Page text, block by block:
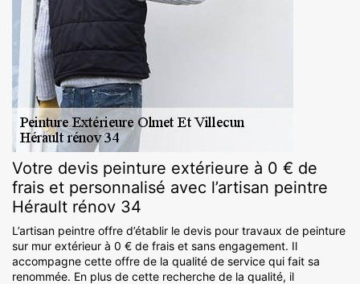
Votre devis peinture extérieure à 0 € de
frais et personnalisé avec l’artisan peintre
Hérault rénov 34
L’artisan peintre offre d’établir le devis pour travaux de peinture
sur mur extérieur à 0 € de frais et sans engagement. Il
accompagne cette offre de la qualité de service qui fait sa
renommée. En plus de cette recherche de la qualité, il